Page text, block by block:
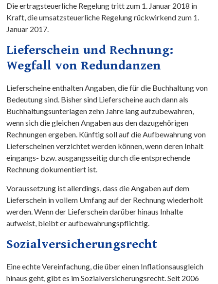
Die ertragsteuerliche Regelung tritt zum 1. Januar 2018 in
Kraft, die umsatzsteuerliche Regelung rückwirkend zum 1.
Januar 2017.
Lieferschein und Rechnung:
Wegfall von Redundanzen
Lieferscheine enthalten Angaben, die für die Buchhaltung von
Bedeutung sind. Bisher sind Lieferscheine auch dann als
Buchhaltungsunterlagen zehn Jahre lang aufzubewahren,
wenn sich die gleichen Angaben aus den dazugehörigen
Rechnungen ergeben. Künftig soll auf die Aufbewahrung von
Lieferscheinen verzichtet werden können, wenn deren Inhalt
eingangs- bzw. ausgangsseitig durch die entsprechende
Rechnung dokumentiert ist.
Voraussetzung ist allerdings, dass die Angaben auf dem
Lieferschein in vollem Umfang auf der Rechnung wiederholt
werden. Wenn der Lieferschein darüber hinaus Inhalte
aufweist, bleibt er aufbewahrungspflichtig.
Sozialversicherungsrecht
Eine echte Vereinfachung, die über einen Inflationsausgleich
hinaus geht, gibt es im Sozialversicherungsrecht. Seit 2006